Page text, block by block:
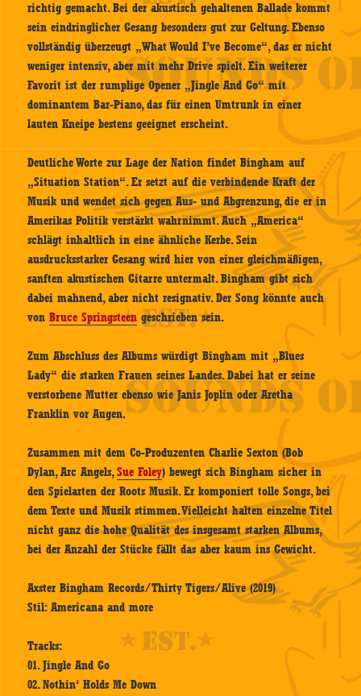
richtig gemacht. Bei der akustisch gehaltenen Ballade kommt
sein eindringlicher Gesang besonders gut zur Geltung. Ebenso
vollständig überzeugt „What Would I’ve Become“, das er nicht
weniger intensiv, aber mit mehr Drive spielt. Ein weiterer
Favorit ist der rumplige Opener „Jingle And Go“ mit
dominantem Bar-Piano, das für einen Umtrunk in einer
lauten Kneipe bestens geeignet erscheint.
Deutliche Worte zur Lage der Nation findet Bingham auf
„Situation Station“. Er setzt auf die verbindende Kraft der
Musik und wendet sich gegen Aus- und Abgrenzung, die er in
Amerikas Politik verstärkt wahrnimmt. Auch „America“
schlägt inhaltlich in eine ähnliche Kerbe. Sein
ausdrucksstarker Gesang wird hier von einer gleichmäßigen,
sanften akustischen Gitarre untermalt. Bingham gibt sich
dabei mahnend, aber nicht resignativ. Der Song könnte auch
vonBruce Springsteen geschrieben sein.
Zum Abschluss des Albums würdigt Bingham mit „Blues
Lady“ die starken Frauen seines Landes. Dabei hat er seine
verstorbene Mutter ebenso wie Janis Joplin oder Aretha
Franklin vor Augen.
Zusammen mit dem Co-Produzenten Charlie Sexton (Bob
Dylan, Arc Angels,Sue Foley) bewegt sich Bingham sicher in
den Spielarten der Roots Musik. Er komponiert tolle Songs, bei
dem Texte und Musik stimmen. Vielleicht halten einzelne Titel
nicht ganz die hohe Qualität des insgesamt starken Albums,
bei der Anzahl der Stücke fällt das aber kaum ins Gewicht.
Axster Bingham Records/Thirty Tigers/Alive (2019)
Stil: Americana and more
Tracks:
01. Jingle And Go
02. Nothin‘ Holds Me Down